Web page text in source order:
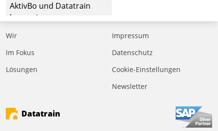
AktivBo und Datatrain
kooperieren –
profitieren: Die nahtlose
Integration der Lösungen
Datatrain ermöglicht
Mieterbefragungen – eine
starke Grundlage für
Wir
Im Fokus
Lösungen
Impressum
Datenschutz
Cookie-Einstellungen
Newsletter
Datatrain